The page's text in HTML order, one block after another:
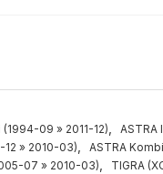
09 » 2011-12) ASTRA
12 » 2010-03) ASTRA
07 » 2010-03) TIGRA